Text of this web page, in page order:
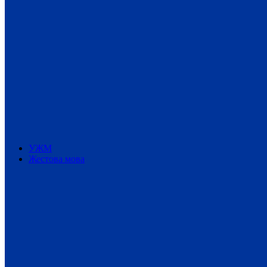
УЖМ
Жестова мова